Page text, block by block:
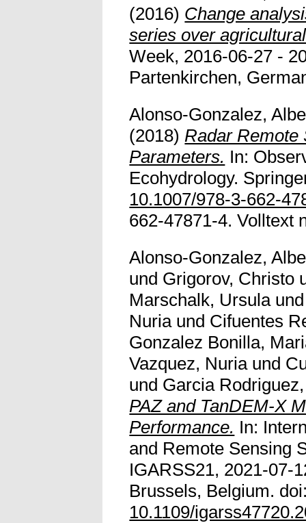
(2016) Change
series over
Week, 2016-06-27 -
Partenkirchen,
Alonso-Gonzalez,
(2018)Radar Remote
Parameters. In:
Ecohydrology.
10.1007/978-3-662-
662-47871-4. Volltext
Alonso-Gonzalez,
und Grigorov, Christo
Marschalk, Ursula
Nuriaund Cifuentes
Gonzalez Bonilla,
Vazquez, Nuriaund
und Garcia
PAZ and TanDEM-X
Performance. In:
and Remote Sensing
IGARSS21, 2021-07-
Brussels, Belgium.
10.1109/